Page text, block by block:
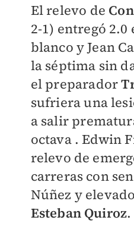
El relevo de
2-1) entregó 2.0
blanco y Jean
la séptima sin
el preparador
sufriera una
a salir
octava . Edwin
relevo de
carreras con
Núñez y
Esteban Quiroz.